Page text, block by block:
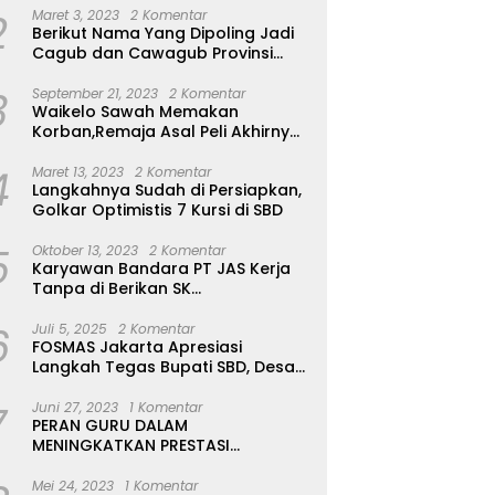
Maret 3, 2023 2 Komentar
Berikut Nama Yang Dipoling Jadi
Cagub dan Cawagub Provinsi
September 21, 2023 2 Komentar
Waikelo Sawah Memakan
Korban,Remaja Asal Peli Akhirnya
Maret 13, 2023 2 Komentar
Langkahnya Sudah di Persiapkan,
Golkar Optimistis 7 Kursi di SBD
Oktober 13, 2023 2 Komentar
Karyawan Bandara PT JAS Kerja
Tanpa di Berikan SK
Tangan Tanpa di Bacakan Isinya
Juli 5, 2025 2 Komentar
FOSMAS Jakarta Apresiasi
Langkah Tegas Bupati SBD, Desak
Juni 27, 2023 1 Komentar
PERAN GURU DALAM
MENINGKATKAN PRESTASI
Mei 24, 2023 1 Komentar